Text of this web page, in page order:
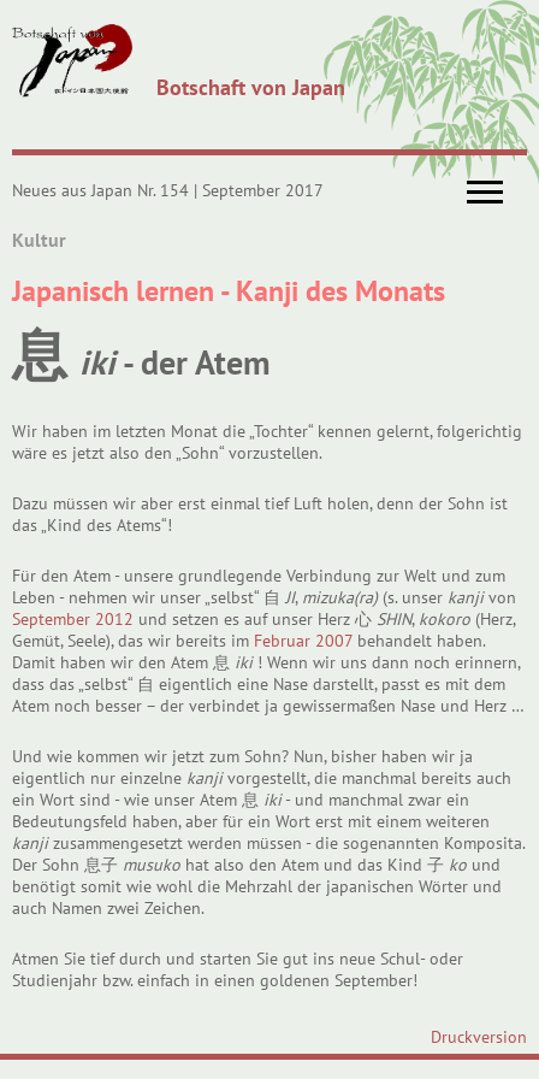
Botschaft von Japan
Neues aus Japan Nr. 154 | September 2017
Kultur
Japanisch lernen - Kanji des Monats
息 iki- der Atem
Wir haben im letzten Monat die „Tochter“ kennen gelernt, folgerichtig
wäre es jetzt also den „Sohn“ vorzustellen.
Dazu müssen wir aber erst einmal tief Luft holen, denn der Sohn ist
das „Kind des Atems“!
Für den Atem - unsere grundlegende Verbindung zur Welt und zum
Leben - nehmen wir unser „selbst“ 自JI, mizuka(ra)(s. unser kanjivon
September 2012 und setzen es auf unser Herz 心 SHIN, kokoro (Herz,
Gemüt, Seele), das wir bereits im Februar 2007 behandelt haben.
Damit haben wir den Atem 息 iki! Wenn wir uns dann noch erinnern,
dass das „selbst“ 自 eigentlich eine Nase darstellt, passt es mit dem
Atem noch besser – der verbindet ja gewissermaßen Nase und Herz …
Und wie kommen wir jetzt zum Sohn? Nun, bisher haben wir ja
eigentlich nur einzelne kanjivorgestellt, die manchmal bereits auch
ein Wort sind - wie unser Atem 息 iki- und manchmal zwar ein
Bedeutungsfeld haben, aber für ein Wort erst mit einem weiteren
kanjizusammengesetzt werden müssen - die sogenannten Komposita.
Der Sohn 息子 musuko hat also den Atem und das Kind 子 ko und
benötigt somit wie wohl die Mehrzahl der japanischen Wörter und
auch Namen zwei Zeichen.
Atmen Sie tief durch und starten Sie gut ins neue Schul- oder
Studienjahr bzw. einfach in einen goldenen September!
Druckversion